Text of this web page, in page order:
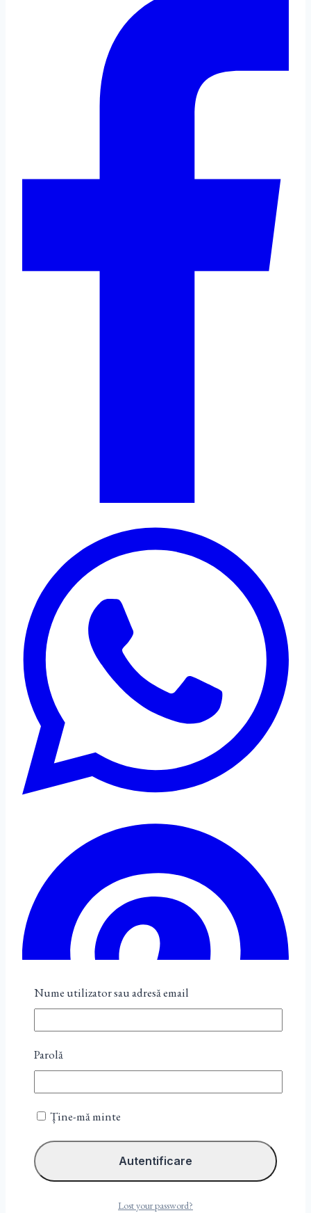
Nume utilizator sau adresă email
Parolă
Ține-mă minte
Lost your password?